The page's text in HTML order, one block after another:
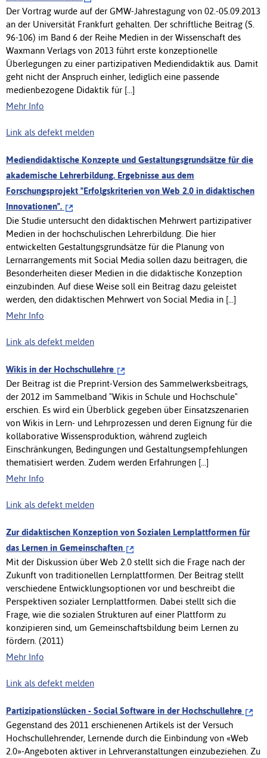
Der Vortrag wurde auf der GMW-Jahrestagung von 02.-05.09.2013
an der Universität Frankfurt gehalten. Der schriftliche Beitrag (S.
96-106) im Band 6 der Reihe Medien in der Wissenschaft des
Waxmann Verlags von 2013 führt erste konzeptionelle
Überlegungen zu einer partizipativen Mediendidaktik aus. Damit
geht nicht der Anspruch einher, lediglich eine passende
medienbezogene Didaktik für [...]
Mehr Info
Link als defekt melden
Mediendidaktische Konzepte und Gestaltungsgrundsätze für die
akademische Lehrerbildung. Ergebnisse aus dem
Forschungsprojekt "Erfolgskriterien von Web 2.0 in didaktischen
Innovationen".
Die Studie untersucht den didaktischen Mehrwert partizipativer
Medien in der hochschulischen Lehrerbildung. Die hier
entwickelten Gestaltungsgrundsätze für die Planung von
Lernarrangements mit Social Media sollen dazu beitragen, die
Besonderheiten dieser Medien in die didaktische Konzeption
einzubinden. Auf diese Weise soll ein Beitrag dazu geleistet
werden, den didaktischen Mehrwert von Social Media in [...]
Mehr Info
Link als defekt melden
Wikis in der Hochschullehre
Der Beitrag ist die Preprint-Version des Sammelwerksbeitrags,
der 2012 im Sammelband "Wikis in Schule und Hochschule"
erschien. Es wird ein Überblick gegeben über Einsatzszenarien
von Wikis in Lern- und Lehrprozessen und deren Eignung für die
kollaborative Wissensproduktion, während zugleich
Einschränkungen, Bedingungen und Gestaltungsempfehlungen
thematisiert werden. Zudem werden Erfahrungen [...]
Mehr Info
Link als defekt melden
Zur didaktischen Konzeption von Sozialen Lernplattformen für
das Lernen in Gemeinschaften
Mit der Diskussion über Web 2.0 stellt sich die Frage nach der
Zukunft von traditionellen Lernplattformen. Der Beitrag stellt
verschiedene Entwicklungsoptionen vor und beschreibt die
Perspektiven sozialer Lernplattformen. Dabei stellt sich die
Frage, wie die sozialen Strukturen auf einer Plattform zu
konzipieren sind, um Gemeinschaftsbildung beim Lernen zu
fördern. (2011)
Mehr Info
Link als defekt melden
Partizipationslücken - Social Software in der Hochschullehre
Gegenstand des 2011 erschienenen Artikels ist der Versuch
Hochschullehrender, Lernende durch die Einbindung von «Web
2.0»-Angeboten aktiver in Lehrveranstaltungen einzubeziehen. Zu